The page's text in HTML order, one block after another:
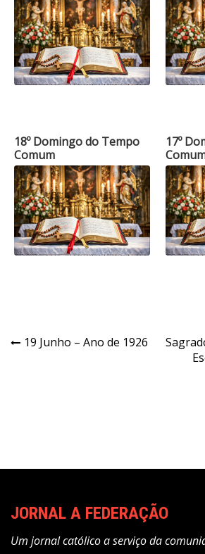
18º Domingo do Tempo
Comum
17º
Navegação
19 Junho – Ano de 1926
JORNAL A FEDERAÇÃO
Um jornal católico a serviço da